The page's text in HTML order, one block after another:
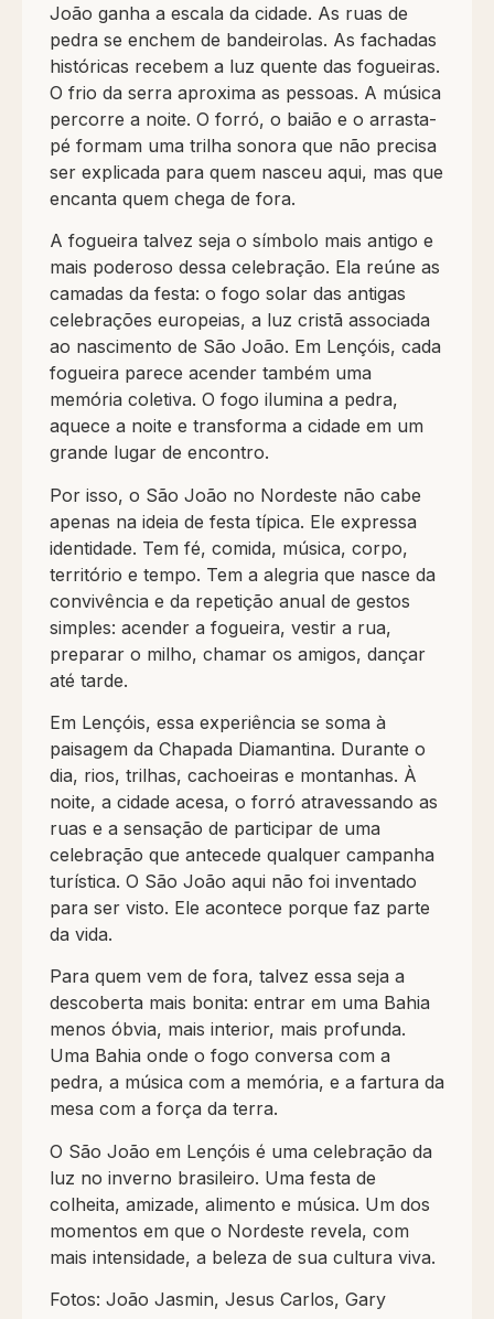
João ganha a escala da cidade. As ruas de
pedra se enchem de bandeirolas. As fachadas
históricas recebem a luz quente das fogueiras.
O frio da serra aproxima as pessoas. A música
percorre a noite. O forró, o baião e o arrasta-
pé formam uma trilha sonora que não precisa
ser explicada para quem nasceu aqui, mas que
encanta quem chega de fora.
A fogueira talvez seja o símbolo mais antigo e
mais poderoso dessa celebração. Ela reúne as
camadas da festa: o fogo solar das antigas
celebrações europeias, a luz cristã associada
ao nascimento de São João. Em Lençóis, cada
fogueira parece acender também uma
memória coletiva. O fogo ilumina a pedra,
aquece a noite e transforma a cidade em um
grande lugar de encontro.
Por isso, o São João no Nordeste não cabe
apenas na ideia de festa típica. Ele expressa
identidade. Tem fé, comida, música, corpo,
território e tempo. Tem a alegria que nasce da
convivência e da repetição anual de gestos
simples: acender a fogueira, vestir a rua,
preparar o milho, chamar os amigos, dançar
até tarde.
Em Lençóis, essa experiência se soma à
paisagem da Chapada Diamantina. Durante o
dia, rios, trilhas, cachoeiras e montanhas. À
noite, a cidade acesa, o forró atravessando as
ruas e a sensação de participar de uma
celebração que antecede qualquer campanha
turística. O São João aqui não foi inventado
para ser visto. Ele acontece porque faz parte
da vida.
Para quem vem de fora, talvez essa seja a
descoberta mais bonita: entrar em uma Bahia
menos óbvia, mais interior, mais profunda.
Uma Bahia onde o fogo conversa com a
pedra, a música com a memória, e a fartura da
mesa com a força da terra.
O São João em Lençóis é uma celebração da
luz no inverno brasileiro. Uma festa de
colheita, amizade, alimento e música. Um dos
momentos em que o Nordeste revela, com
mais intensidade, a beleza de sua cultura viva.
Fotos: João Jasmin, Jesus Carlos, Gary